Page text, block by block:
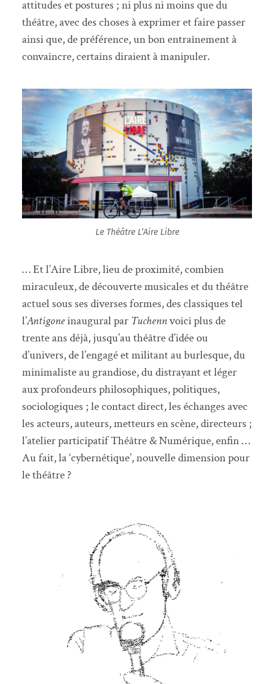
attitudes et postures ; ni plus ni moins que du
théâtre, avec des choses à exprimer et faire passer
ainsi que, de préférence, un bon entraînement à
convaincre, certains diraient à manipuler.
Le ThéâtreL’Aire Libre
… Et l’Aire Libre, lieu de proximité, combien
miraculeux, de découverte musicales et du théâtre
actuel sous ses diverses formes, des classiques tel
l’Antigoneinaugural par Tuchennvoici plus de
trente ans déjà, jusqu’au théâtre d’idée ou
d’univers, de l’engagé et militant au burlesque, du
minimaliste au grandiose, du distrayant et léger
aux profondeurs philosophiques, politiques,
sociologiques ; le contact direct, les échanges avec
les acteurs, auteurs, metteurs en scène, directeurs ;
l’atelier participatif Théâtre & Numérique, enfin …
Au fait, la ‘cybernétique’, nouvelle dimension pour
le théâtre ?